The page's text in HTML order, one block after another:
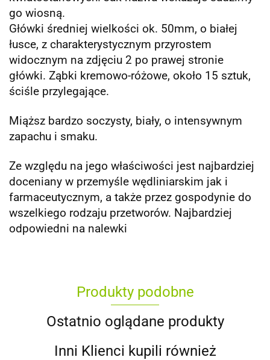
go wiosną.
Główki średniej wielkości ok. 50mm, o białej
łusce, z charakterystycznym przyrostem
widocznym na zdjęciu 2 po prawej stronie
główki. Ząbki kremowo-różowe, około 15 sztuk,
ściśle przylegające.
Miąższ bardzo soczysty, biały, o intensywnym
zapachu i smaku.
Ze względu na jego właściwości jest najbardziej
doceniany w przemyśle wędliniarskim jak i
farmaceutycznym, a także przez gospodynie do
wszelkiego rodzaju przetworów. Najbardziej
odpowiedni na nalewki
Produkty podobne
Ostatnio oglądane produkty
Inni Klienci kupili również